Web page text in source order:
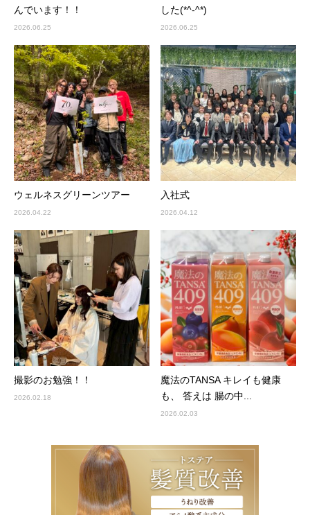
んでいます！！
2026.06.25
した(*^-^*)
2026.06.25
ウェルネスグリーンツアー
2026.04.22
入社式
2026.04.12
撮影のお勉強！！
2026.02.18
魔法のTANSA キレイも健康
も、 答えは 腸の中...
2026.02.03